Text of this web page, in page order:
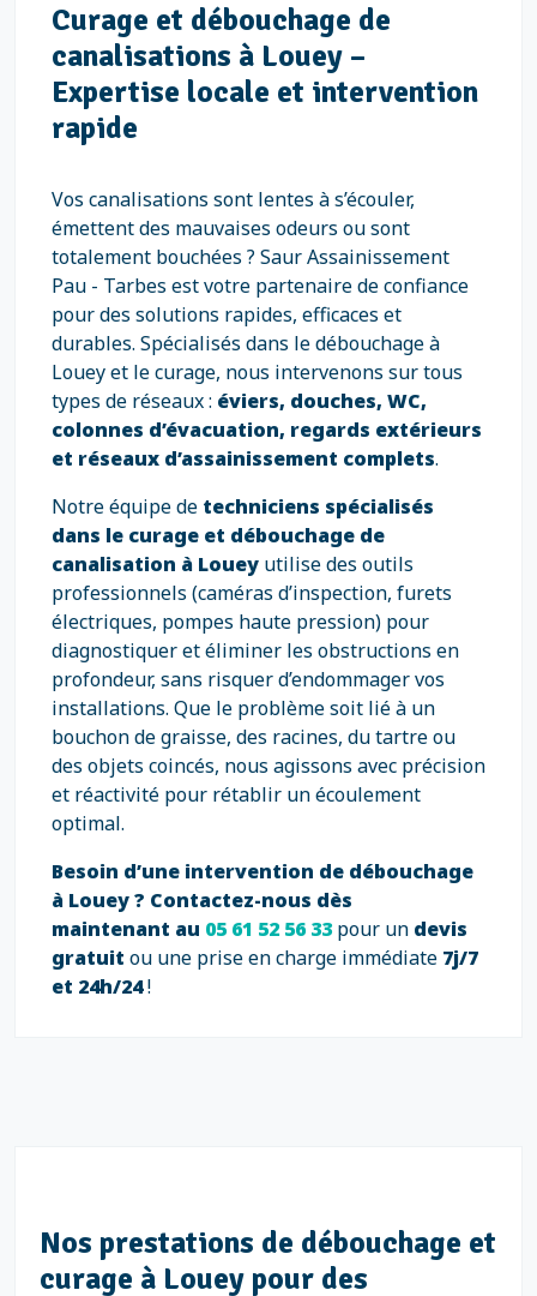
Curage et débouchage de
canalisations à Louey –
Expertise locale et intervention
rapide
Vos canalisations sont lentes à s’écouler,
émettent des mauvaises odeurs ou sont
totalement bouchées ? Saur Assainissement
Pau - Tarbes est votre partenaire de confiance
pour des solutions rapides, efficaces et
durables. Spécialisés dans le débouchage à
Louey et le curage, nous intervenons sur tous
types de réseaux : éviers, douches, WC,
colonnes d’évacuation, regards extérieurs
et réseaux d’assainissement complets.
Notre équipe de techniciens spécialisés
dans le curage et débouchage de
canalisation à Louey utilise des outils
professionnels (caméras d’inspection, furets
électriques, pompes haute pression) pour
diagnostiquer et éliminer les obstructions en
profondeur, sans risquer d’endommager vos
installations. Que le problème soit lié à un
bouchon de graisse, des racines, du tartre ou
des objets coincés, nous agissons avec précision
et réactivité pour rétablir un écoulement
optimal.
Besoin d’une intervention de débouchage
à Louey ? Contactez-nous dès
maintenant au 05 61 52 56 33 pour un devis
gratuit ou une prise en charge immédiate 7j/7
et 24h/24!
Nos prestations de débouchage et
curage à Louey pour des